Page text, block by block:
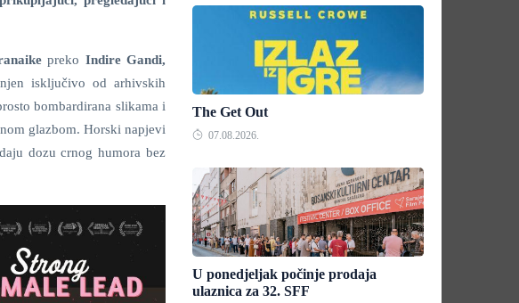
preko Indire Gandi,
isključivo od arhivskih
bombardirana slikama i
glazbom. Horski napjevi
dozu crnog humora bez
The Get Out
07.08.2026.
U ponedjeljak počinje prodaja
ulaznica za 32. SFF